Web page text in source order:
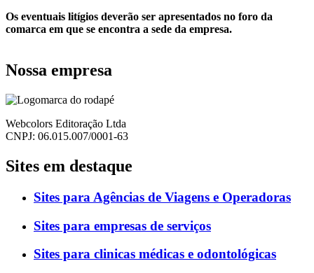
Os eventuais litígios deverão ser apresentados no foro da
comarca em que se encontra a sede da empresa.
Nossa empresa
Webcolors Editoração Ltda
CNPJ: 06.015.007/0001-63
Sites em destaque
Sites para Agências de Viagens e Operadoras
Sites para empresas de serviços
Sites para clinicas médicas e odontológicas